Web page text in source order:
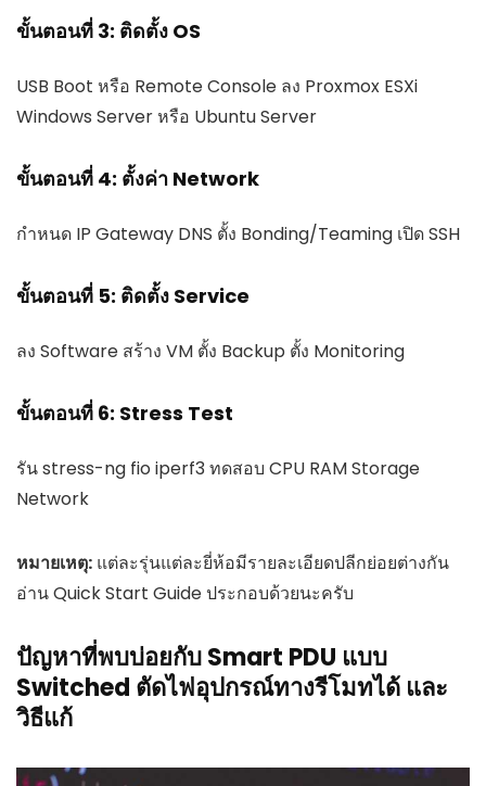
ขั้นตอนที่ 3: ติดตั้ง OS
USB Boot หรือ Remote Console ลง Proxmox ESXi
Windows Server หรือ Ubuntu Server
ขั้นตอนที่ 4: ตั้งค่า Network
กำหนด IP Gateway DNS ตั้ง Bonding/Teaming เปิด SSH
ขั้นตอนที่ 5: ติดตั้ง Service
ลง Software สร้าง VM ตั้ง Backup ตั้ง Monitoring
ขั้นตอนที่ 6: Stress Test
รัน stress-ng fio iperf3 ทดสอบ CPU RAM Storage
Network
หมายเหตุ: แต่ละรุ่นแต่ละยี่ห้อมีรายละเอียดปลีกย่อยต่างกัน
อ่าน Quick Start Guide ประกอบด้วยนะครับ
ปัญหาที่พบบ่อยกับ Smart PDU แบบ
Switched ตัดไฟอุปกรณ์ทางรีโมทได้ และ
วิธีแก้